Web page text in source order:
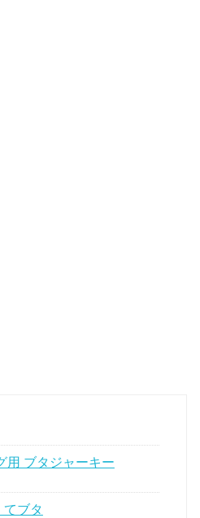
用 ブタジャーキー
てブタ